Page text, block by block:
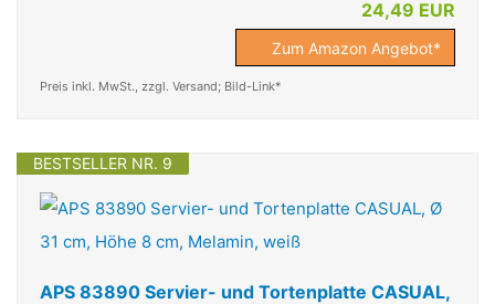
24,49 EUR
Zum Amazon Angebot*
Preis inkl. MwSt., zzgl. Versand; Bild-Link*
BESTSELLER NR. 9
APS 83890 Servier- und Tortenplatte CASUAL,